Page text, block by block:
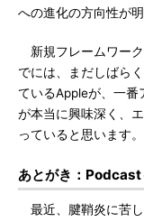
への進化の方向性が
新規フレームワー
でには、まだしばら
ているAppleが、一番
が本当に興味深く、
っていると思います。
あとがき：Podcast
最近、腱鞘炎に苦